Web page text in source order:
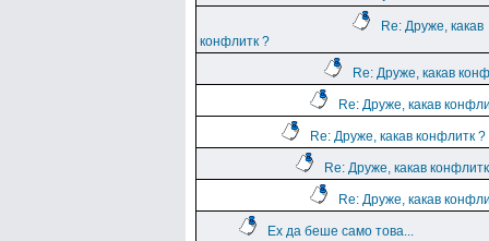
Re: Друже, какав
конфлитк ?
Re: Друже, какав
Re: Друже, какав
Re: Друже, какав конфлитк ?
Re: Друже, какав
Re: Друже, какав
Ех да беше само това...